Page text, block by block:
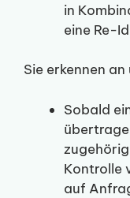
in
eine Re-
Sie erkennen
Sobald
Kontrolle
auf